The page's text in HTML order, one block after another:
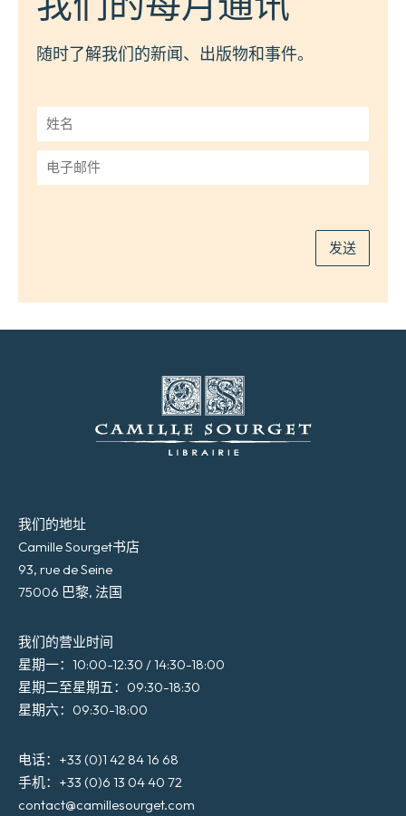
随时了解我们的新闻、出版物和事件。
姓
名
*
子
发送
我们的地址
Camille Sourget书店
93, rue de Seine
75006 巴黎, 法国
我们的营业时间
星期一：10:00-12:30 / 14:30-18:00
星期二至星期五：09:30-18:30
星期六：09:30-18:00
电话：+33 (0)1 42 84 16 68
手机：+33 (0)6 13 04 40 72
contact@camillesourget.com